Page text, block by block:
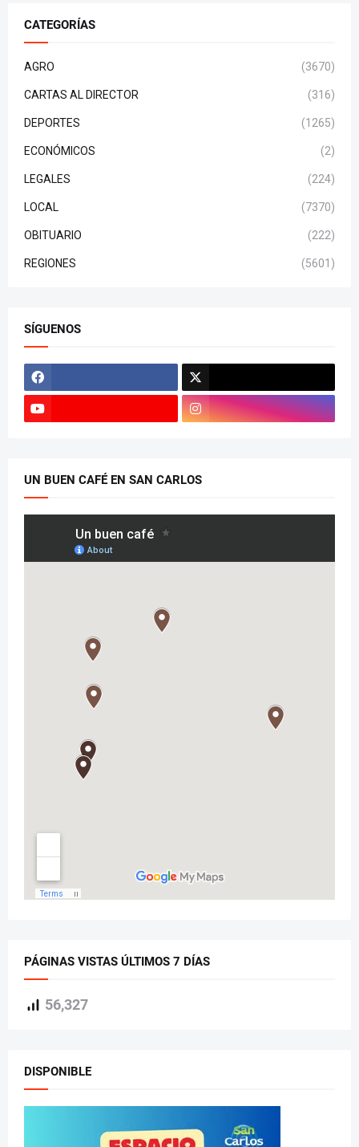
CATEGORÍAS
AGRO (3670)
CARTAS AL DIRECTOR (316)
DEPORTES (1265)
ECONÓMICOS (2)
LEGALES (224)
LOCAL (7370)
OBITUARIO (222)
REGIONES (5601)
SÍGUENOS
UN BUEN CAFÉ EN SAN CARLOS
PÁGINAS VISTAS ÚLTIMOS 7 DÍAS
56,327
DISPONIBLE